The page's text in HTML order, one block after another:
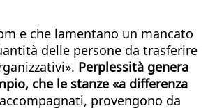
e che lamentano un mancato
delle persone da trasferire
Perplessità genera
che le stanze «a differenza
provengono da